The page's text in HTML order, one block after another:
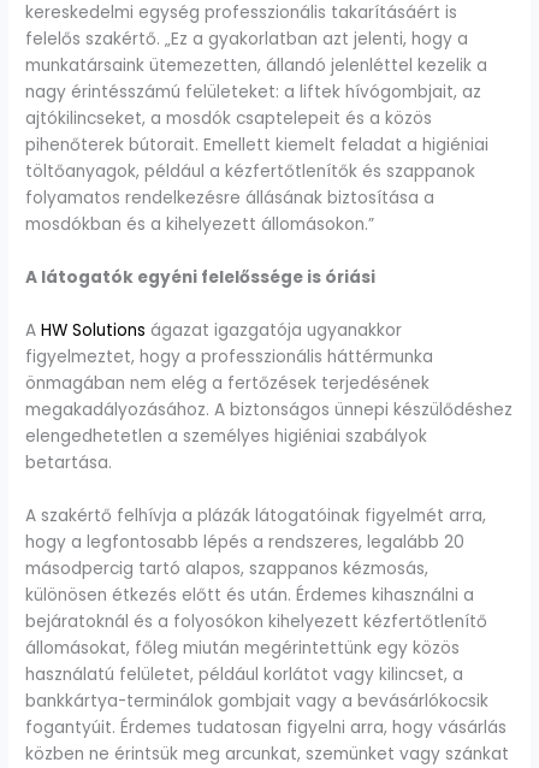
kereskedelmi egység professzionális takarításáért is
felelős szakértő. „Ez a gyakorlatban azt jelenti, hogy a
munkatársaink ütemezetten, állandó jelenléttel kezelik a
nagy érintésszámú felületeket: a liftek hívógombjait, az
ajtókilincseket, a mosdók csaptelepeit és a közös
pihenőterek bútorait. Emellett kiemelt feladat a higiéniai
töltőanyagok, például a kézfertőtlenítők és szappanok
folyamatos rendelkezésre állásának biztosítása a
mosdókban és a kihelyezett állomásokon.”
A látogatók egyéni felelőssége is óriási
AHW Solutions ágazat igazgatója ugyanakkor
figyelmeztet, hogy a professzionális háttérmunka
önmagában nem elég a fertőzések terjedésének
megakadályozásához. A biztonságos ünnepi készülődéshez
elengedhetetlen a személyes higiéniai szabályok
betartása.
A szakértő felhívja a plázák látogatóinak figyelmét arra,
hogy a legfontosabb lépés a rendszeres, legalább 20
másodpercig tartó alapos, szappanos kézmosás,
különösen étkezés előtt és után. Érdemes kihasználni a
bejáratoknál és a folyosókon kihelyezett kézfertőtlenítő
állomásokat, főleg miután megérintettünk egy közös
használatú felületet, például korlátot vagy kilincset, a
bankkártya-terminálok gombjait vagy a bevásárlókocsik
fogantyúit. Érdemes tudatosan figyelni arra, hogy vásárlás
közben ne érintsük meg arcunkat, szemünket vagy szánkat